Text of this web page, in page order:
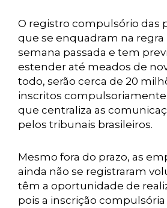
O registro compulsório das
que se enquadram na regra
semana passada e tem
estender até meados de
todo, serão cerca de 20
inscritos
que centraliza as
pelos tribunais brasileiros.
Mesmo fora do prazo, as
ainda não se registraram
têm a oportunidade de
pois a inscrição compulsória